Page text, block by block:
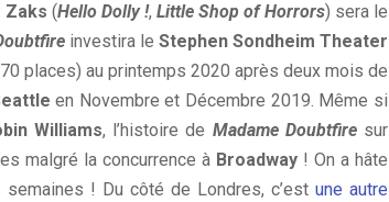
Zaks (Hello Dolly !, Little Shop of Horrors) sera le
investira le Stephen Sondheim Theater
places) au printemps 2020 après deux mois de
en Novembre et Décembre 2019. Même si
Williams, l’histoire de Madame Doubtfire sur
malgré la concurrence à Broadway ! On a hâte
! Du côté de Londres, c’est une autre